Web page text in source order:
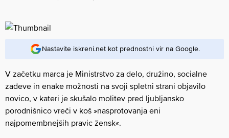
Nastavite iskreni.net kot prednostni vir na Google.
V začetku marca je Ministrstvo za delo, družino, socialne
zadeve in enake možnosti na svoji spletni strani objavilo
novico, v kateri je skušalo molitev pred ljubljansko
porodnišnico vreči v koš »nasprotovanja eni
najpomembnejših pravic žensk«.